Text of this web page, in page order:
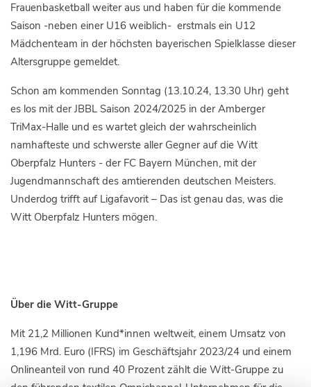
Frauenbasketball weiter aus und haben für die kommende
Saison -neben einer U16 weiblich- erstmals ein U12
Mädchenteam in der höchsten bayerischen Spielklasse dieser
Altersgruppe gemeldet.
Schon am kommenden Sonntag (13.10.24, 13.30 Uhr) geht
es los mit der JBBL Saison 2024/2025 in der Amberger
TriMax-Halle und es wartet gleich der wahrscheinlich
namhafteste und schwerste aller Gegner auf die Witt
Oberpfalz Hunters - der FC Bayern München, mit der
Jugendmannschaft des amtierenden deutschen Meisters.
Underdog trifft auf Ligafavorit – Das ist genau das, was die
Witt Oberpfalz Hunters mögen.
Über die Witt-Gruppe
Mit 21,2 Millionen Kund*innen weltweit, einem Umsatz von
1,196 Mrd. Euro (IFRS) im Geschäftsjahr 2023/24 und einem
Onlineanteil von rund 40 Prozent zählt die Witt-Gruppe zu